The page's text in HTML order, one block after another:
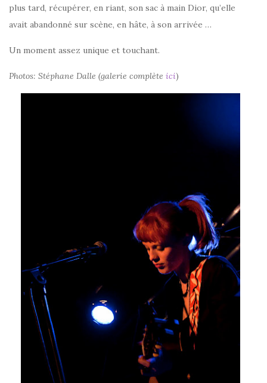
plus tard, récupérer, en riant, son sac à main Dior, qu’elle
avait abandonné sur scène, en hâte, à son arrivée …
Un moment assez unique et touchant.
Photos: Stéphane Dalle (galerie complète ici)